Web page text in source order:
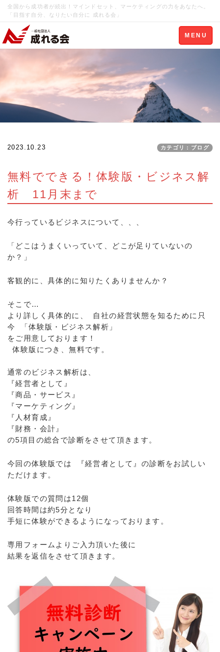
全国から成功者が続出！マインドセット、マーケティングの力をあなたへ。
「目指す自分、なりたい自分に 成れる会」
Toggle
navigation
MENU
2023.10.23 カテゴリ：ブログ
無料でできる！体験版・ビジネス解
析 11月末まで
今行っているビジネスについて、、、
「どこはうまくいっていて、どこが足りていないの
か？」
客観的に、具体的に知りたくありませんか？
そこで…
より詳しく具体的に、 自社の経営状態を知るために只
今 「体験版・ビジネス解析」
をご用意しております！
体験版につき、無料です。
通常のビジネス解析は、
『経営者として』
『商品・サービス』
『マーケティング』
『人材育成』
『財務・会計』
の5項目の総合で診断をさせて頂きます。
今回の体験版では 『経営者として』の診断をお試しい
ただけます。
体験版での質問は12個
回答時間は約5分となり
手短に体験ができるようになっております。
専用フォームよりご入力頂いた後に
結果を返信をさせて頂きます。